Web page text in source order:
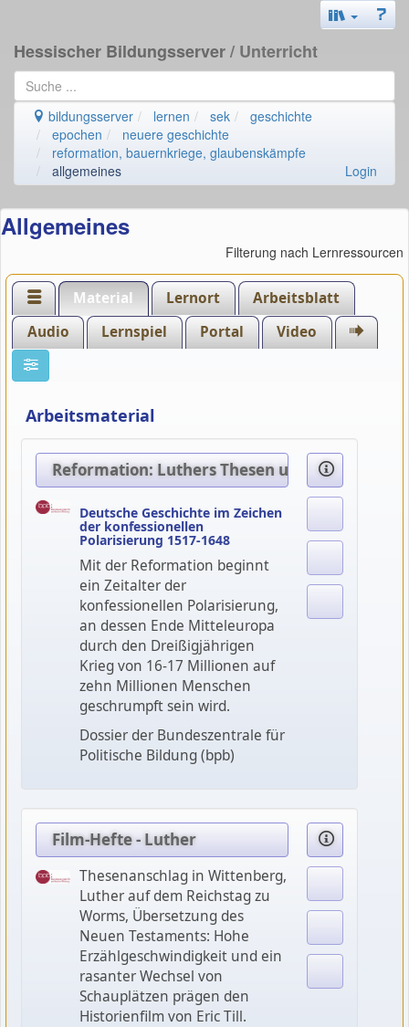
Hessischer Bildungsserver/ Unterricht
bildungsserver lernen sek
geschichte
epochen
neuere geschichte
reformation, bauernkriege, glaubenskämpfe
allgemeines
Login
Allgemeines
Filterung nach Lernressourcen
Material Lernort
Arbeitsblatt
Audio
Lernspiel Portal Video
Arbeitsmaterial
Reformation: Luthers Thesen und die Folgen
Deutsche Geschichte im Zeichen
der konfessionellen
Polarisierung 1517-1648
Mit der Reformation beginnt
ein Zeitalter der
konfessionellen Polarisierung,
an dessen Ende Mitteleuropa
durch den Dreißigjährigen
Krieg von 16-17 Millionen auf
zehn Millionen Menschen
geschrumpft sein wird.
Dossier der Bundeszentrale für
Politische Bildung (bpb)
Film-Hefte - Luther
Thesenanschlag in Wittenberg,
Luther auf dem Reichstag zu
Worms, Übersetzung des
Neuen Testaments: Hohe
Erzählgeschwindigkeit und ein
rasanter Wechsel von
Schauplätzen prägen den
Historienfilm von Eric Till.